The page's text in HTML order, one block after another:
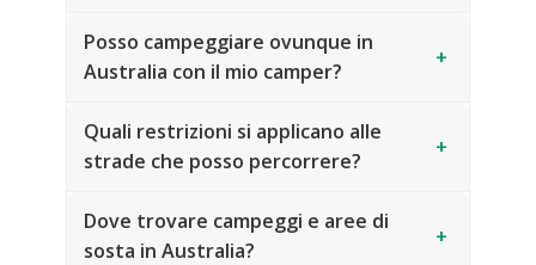
Posso campeggiare ovunque in
Australia con il mio camper?
+
Quali restrizioni si applicano alle
strade che posso percorrere?
+
Dove trovare campeggi e aree di
sosta in Australia?
+